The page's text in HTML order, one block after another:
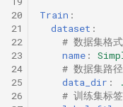
20
21
22
23
24
25
26
Train :
dataset :
# 数据集格
name :
# 数据集路径
data_dir :
# 训练集标